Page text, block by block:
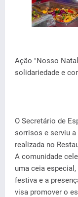
Ação "Nosso
solidariedade e
O Secretário de
sorrisos e serviu
realizada no
A comunidade
uma ceia
festiva e a
visa promover o